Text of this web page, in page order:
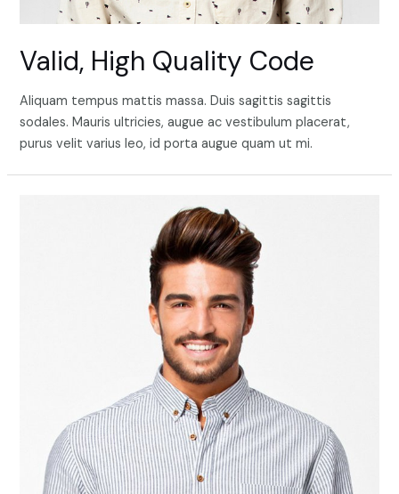
Valid, High Quality Code
Aliquam tempus mattis massa. Duis sagittis sagittis
sodales. Mauris ultricies, augue ac vestibulum placerat,
purus velit varius leo, id porta augue quam ut mi.